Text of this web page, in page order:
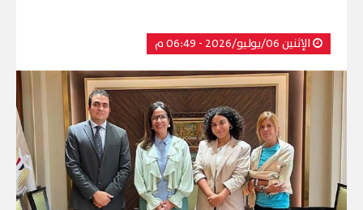
الإثنين 06/يوليو/2026 - 06:49 م